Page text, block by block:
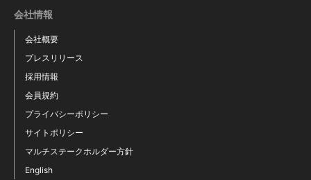
遠藤 琢磨
会社情報
会社概要
プレスリリース
採用情報
会員規約
プライバシーポリシー
サイトポリシー
マルチステークホルダー方針
English